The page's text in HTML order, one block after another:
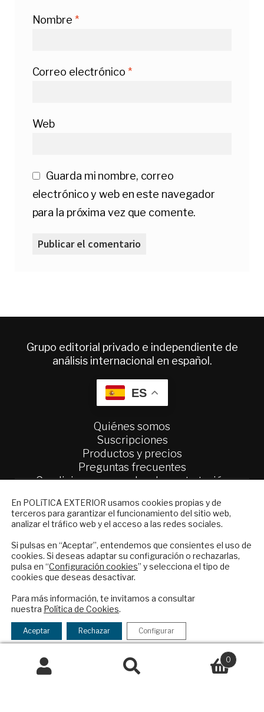
Nombre *
Correo electrónico *
Web
Guarda mi nombre, correo
electrónico y web en este navegador
para la próxima vez que comente.
Grupo editorial privado e independiente de
análisis internacional en español.
ES
Quiénes somos
Suscripciones
Productos y precios
Preguntas frecuentes
Condiciones generales de contratación
Colaboraciones
Publicidad
Política Exterior
Informe Semanal de Política Exterior
Afkar/Ideas
© 2026 - Fundación Análisis de Política
Exterior. Todos los derechos reservados
Legal
Política de Privacidad y de Cookies
Buscar
0
En POLíTICA EXTERIOR usamos cookies propias y de
terceros para garantizar el funcionamiento del sitio web,
analizar el tráfico web y el acceso a las redes sociales.
Si pulsas en “Aceptar”, entendemos que consientes el uso de
cookies. Si deseas adaptar su configuración o rechazarlas,
pulsa en “Configuración cookies” y selecciona el tipo de
cookies que deseas desactivar.
Para más información, te invitamos a consultar
nuestra Política de Cookies.
Aceptar Rechazar Configurar
NEWSLETTER
Suscríbase a nuestro boletín electrónico y
reciba en su correo el mejor análisis
internacional en español.
Checkbox
acepto
la
política
de
política de privacidad